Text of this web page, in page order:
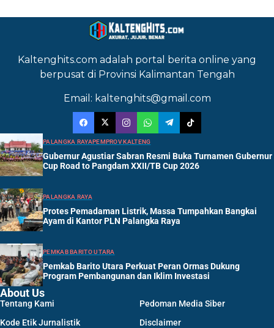
Kaltenghits.com adalah portal berita online yang
berpusat di Provinsi Kalimantan Tengah
Email: kaltenghits@gmail.com
PALANGKA RAYAPEMPROV KALTENG
Gubernur Agustiar Sabran Resmi Buka Turnamen Gubernur
Cup Road to Pangdam XXII/TB Cup 2026
PALANGKA RAYA
Protes Pemadaman Listrik, Massa Tumpahkan Bangkai
Ayam di Kantor PLN Palangka Raya
PEMKAB BARITO UTARA
Pemkab Barito Utara Perkuat Peran Ormas Dukung
Program Pembangunan dan Iklim Investasi
About Us
Tentang Kami
Pedoman Media Siber
Kode Etik Jurnalistik
Disclaimer